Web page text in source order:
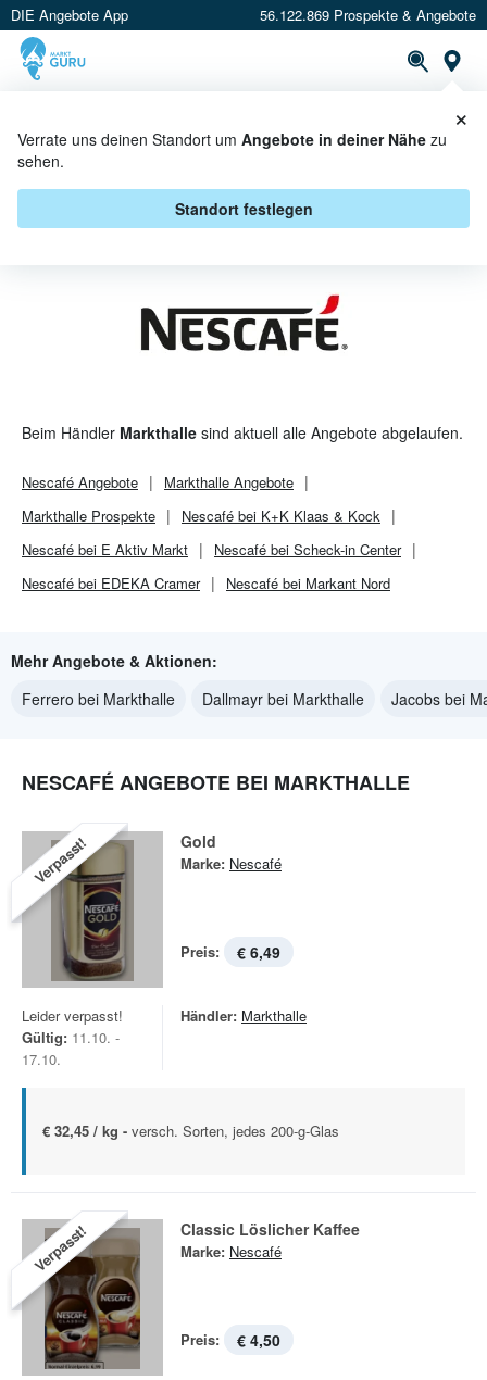
DIE Angebote App 56.122.869 Prospekte & Angebote
Verrate uns deinen Standort um Angebote in deiner Nähe zu
sehen.
Standort festlegen
×
NESCAFÉ BEI MARKTHALLE -
ANGEBOTE & AKTIONEN
Beim Händler Markthalle sind aktuell alle Angebote abgelaufen.
Nescafé Angebote Markthalle Angebote
Markthalle Prospekte
Nescafé bei K+K Klaas & Kock
Nescafé bei E Aktiv Markt
Nescafé bei Scheck-in Center
Nescafé bei EDEKA Cramer
Nescafé bei Markant Nord
Mehr Angebote & Aktionen:
Ferrero bei Markthalle
Dallmayr bei Markthalle Jacobs bei
NESCAFÉ ANGEBOTE BEI MARKTHALLE
Verpasst! Gold
Marke: Nescafé
Preis: € 6,49
Leider verpasst!
Gültig: 11.10. -
17.10.
Händler: Markthalle
€ 32,45 / kg - versch. Sorten, jedes 200-g-Glas
Verpasst! Classic Löslicher Kaffee
Marke: Nescafé
Preis: € 4,50